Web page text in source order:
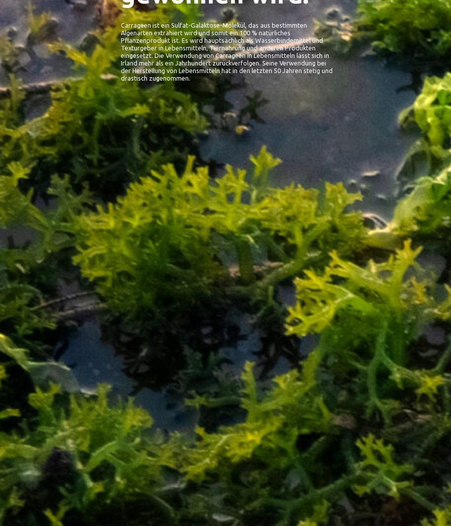
Carrageen ist ein Sulfat-Galaktose-Molekül, das aus bestimmten
Algenarten extrahiert wird und somit ein 100 % natürliches
Pflanzenprodukt ist. Es wird hauptsächlich als Wasserbindemittel und
Texturgeber in Lebensmitteln, Tiernahrung und anderen Produkten
eingesetzt. Die Verwendung von Carrageen in Lebensmitteln lässt sich in
Irland mehr als ein Jahrhundert zurückverfolgen. Seine Verwendung bei
der Herstellung von Lebensmitteln hat in den letzten 50 Jahren stetig und
drastisch zugenommen.